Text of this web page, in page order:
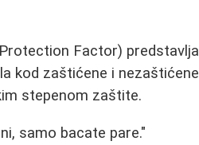
Factor) predstavlja
kod zaštićene i nezaštićene
stepenom zaštite.
samo bacate pare."